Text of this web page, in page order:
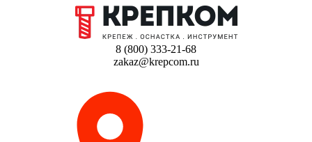
8 (800) 333-21-68
zakaz@krepcom.ru